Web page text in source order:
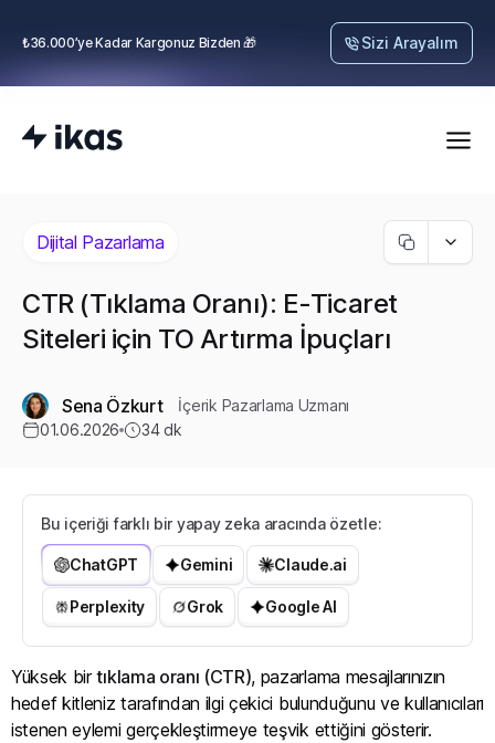
₺36.000’ye Kadar Kargonuz Bizden 🎁 Sizi Arayalım
Dijital Pazarlama
CTR (Tıklama Oranı): E-Ticaret
Siteleri için TO Artırma İpuçları
Sena Özkurt
İçerik Pazarlama Uzmanı
01.06.2026
34 dk
Bu içeriği farklı bir yapay zeka aracında özetle:
ChatGPT Gemini Claude.ai
Perplexity Grok Google AI
Yüksek birtıklama oranı (CTR), pazarlama mesajlarınızın
hedef kitleniz tarafından ilgi çekici bulunduğunu ve kullanıcıları
istenen eylemi gerçekleştirmeye teşvik ettiğini gösterir.